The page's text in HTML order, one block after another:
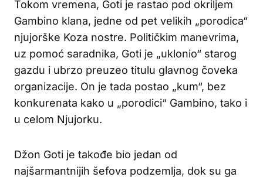
Tokom vremena, Goti je rastao pod okriljem
Gambino klana, jedne od pet velikih „porodica“
njujorške Koza nostre. Političkim manevrima,
uz pomoć saradnika, Goti je „uklonio“ starog
gazdu i ubrzo preuzeo titulu glavnog čoveka
organizacije. On je tada postao „kum“, bez
konkurenata kako u „porodici“ Gambino, tako i
u celom Njujorku.
Džon Goti je takođe bio jedan od
najšarmantnijih šefova podzemlja, dok su ga